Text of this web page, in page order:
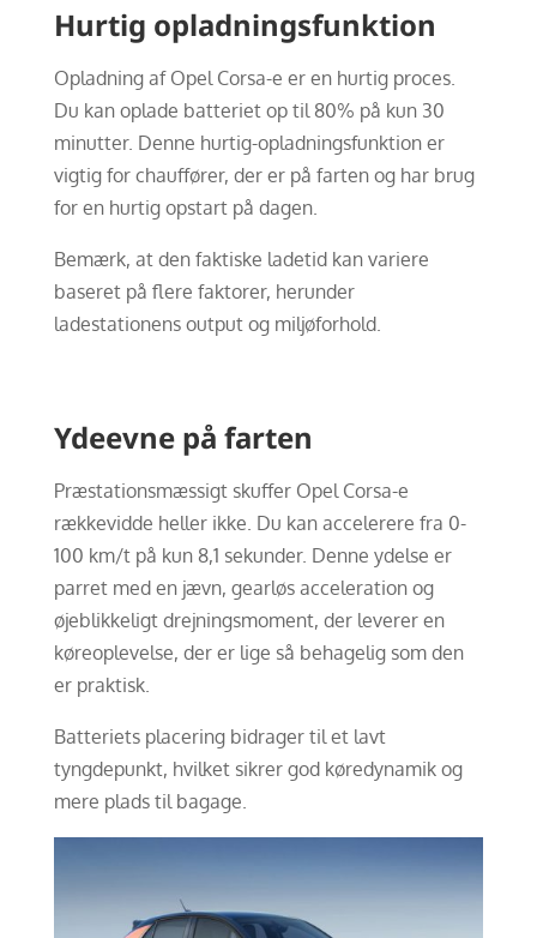
Hurtig opladningsfunktion
Opladning af Opel Corsa-e er en hurtig proces.
Du kan oplade batteriet op til 80% på kun 30
minutter. Denne hurtig-opladningsfunktion er
vigtig for chauffører, der er på farten og har brug
for en hurtig opstart på dagen.
Bemærk, at den faktiske ladetid kan variere
baseret på flere faktorer, herunder
ladestationens output og miljøforhold.
Ydeevne på farten
Præstationsmæssigt skuffer Opel Corsa-e
rækkevidde heller ikke. Du kan accelerere fra 0-
100 km/t på kun 8,1 sekunder. Denne ydelse er
parret med en jævn, gearløs acceleration og
øjeblikkeligt drejningsmoment, der leverer en
køreoplevelse, der er lige så behagelig som den
er praktisk.
Batteriets placering bidrager til et lavt
tyngdepunkt, hvilket sikrer god køredynamik og
mere plads til bagage.